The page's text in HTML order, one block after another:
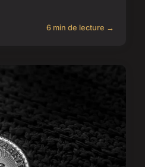
6 min de lecture →